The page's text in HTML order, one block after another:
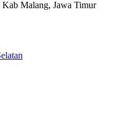
Malang, Jawa Timur